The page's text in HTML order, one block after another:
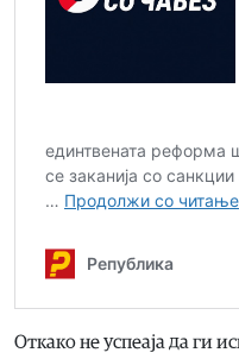
Откако не успеаја да ги